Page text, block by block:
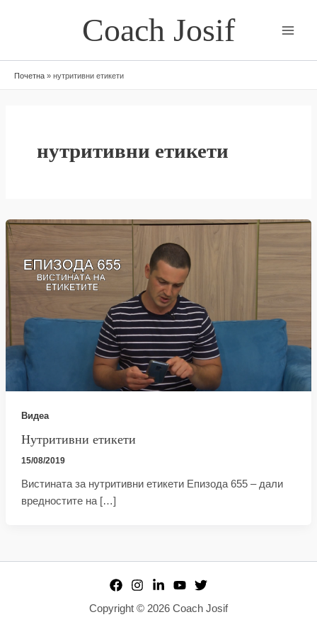
Coach Josif
Почетна » нутритивни етикети
нутритивни етикети
Видеа
Нутритивни етикети
15/08/2019
Вистината за нутритивни етикети Епизода 655 – дали
вредностите на […]
Copyright © 2026 Coach Josif